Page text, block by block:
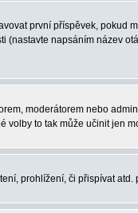
první příspěvek, pokud
(nastavte napsáním název
moderátorem nebo
to tak může učinit jen
prohlížení, či přispívat